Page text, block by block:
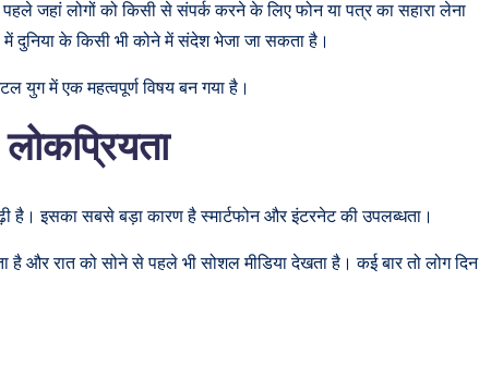
जहां लोगों को किसी से संपर्क करने के लिए फोन या पत्र का सहारा लेना
दुनिया के किसी भी कोने में संदेश भेजा जा सकता है।
में एक महत्वपूर्ण विषय बन गया है।
है। इसका सबसे बड़ा कारण है स्मार्टफोन और इंटरनेट की उपलब्धता।
और रात को सोने से पहले भी सोशल मीडिया देखता है। कई बार तो लोग दिन